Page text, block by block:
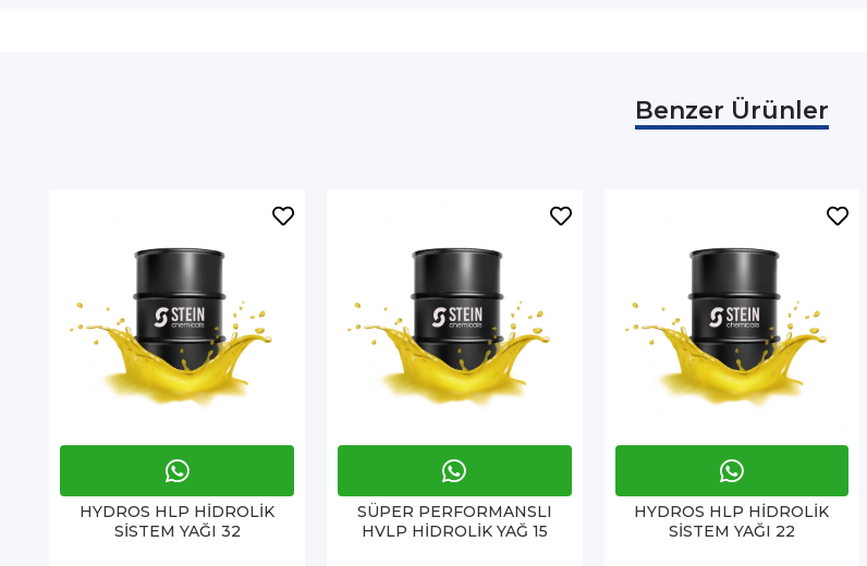
Benzer Ürünler
HYDROS HLP HİDROLİK
SİSTEM YAĞI 32
SÜPER PERFORMANSLI
HVLP HİDROLİK YAĞ 15
HYDROS HLP HİDROLİK
SİSTEM YAĞI 22